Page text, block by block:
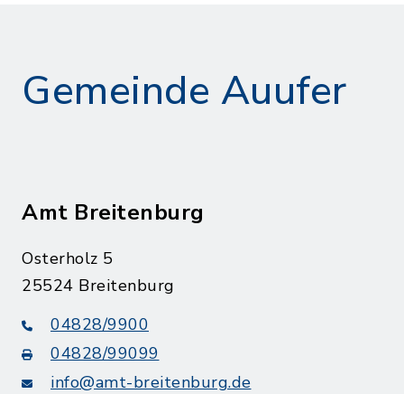
Gemeinde Auufer
Amt Breitenburg
Osterholz 5
25524 Breitenburg
04828/9900
04828/99099
info@amt-breitenburg.de